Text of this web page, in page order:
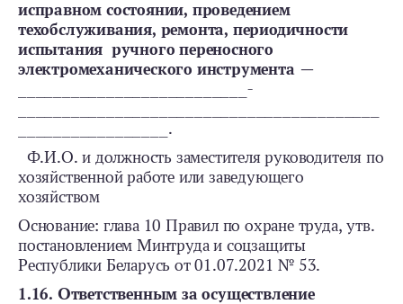
исправном состоянии, проведением
техобслуживания, ремонта, периодичности
испытания ручного переносного
электромеханического инструмента —
__________________________-
_________________.
Ф.И.О. и должность заместителя руководителя по
хозяйственной работе или заведующего
хозяйством
Основание: глава 10 Правил по охране труда, утв.
постановлением Минтруда и соцзащиты
Республики Беларусь от 01.07.2021 № 53.
1.16. Ответственным за осуществление